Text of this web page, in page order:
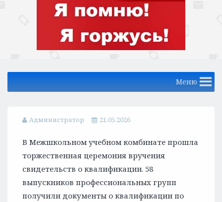
Меню
Администратор 21.05.2026
В Межшкольном учебном комбинате прошла
торжественная церемония вручения
свидетельств о квалификации. 58
выпускников профессиональных групп
получили документы о квалификации по